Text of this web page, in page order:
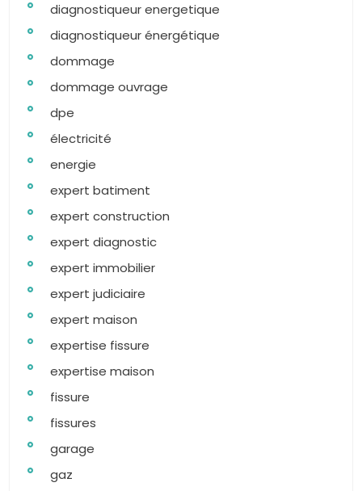
diagnostiqueur energetique
diagnostiqueur énergétique
dommage
dommage ouvrage
dpe
électricité
energie
expert batiment
expert construction
expert diagnostic
expert immobilier
expert judiciaire
expert maison
expertise fissure
expertise maison
fissure
fissures
garage
gaz